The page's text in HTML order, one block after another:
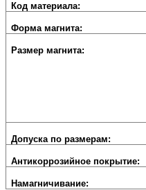
Код материала:
Форма магнита:
Размер магнита:
Допуска по размерам:
Антикоррозийное покрытие:
Намагничивание: